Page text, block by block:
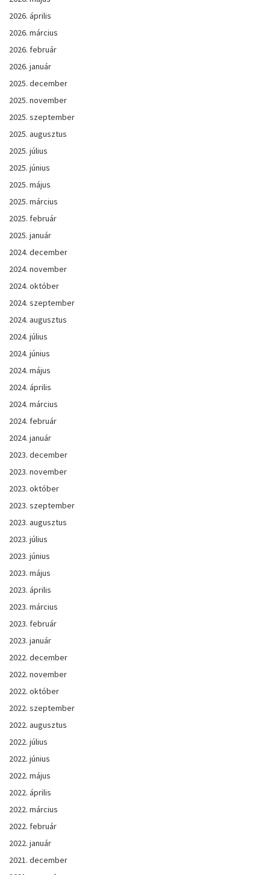
2026. április
2026. március
2026. február
2026. január
2025. december
2025. november
2025. szeptember
2025. augusztus
2025. július
2025. június
2025. május
2025. március
2025. február
2025. január
2024. december
2024. november
2024. október
2024. szeptember
2024. augusztus
2024. július
2024. június
2024. május
2024. április
2024. március
2024. február
2024. január
2023. december
2023. november
2023. október
2023. szeptember
2023. augusztus
2023. július
2023. június
2023. május
2023. április
2023. március
2023. február
2023. január
2022. december
2022. november
2022. október
2022. szeptember
2022. augusztus
2022. július
2022. június
2022. május
2022. április
2022. március
2022. február
2022. január
2021. december